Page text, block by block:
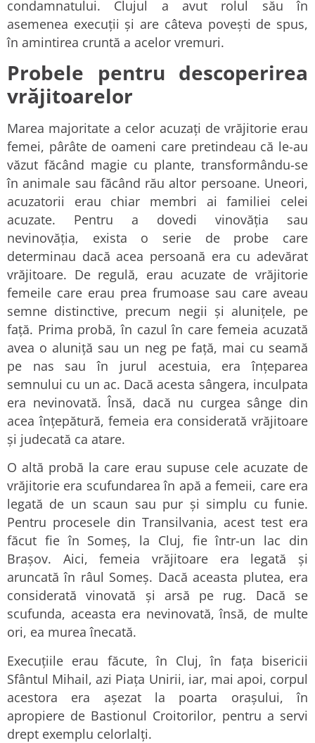
condamnatului. Clujul a avut rolul său în
asemenea execuții și are câteva povești de spus,
în amintirea cruntă a acelor vremuri.
Probele pentru descoperirea
vrăjitoarelor
Marea majoritate a celor acuzați de vrăjitorie erau
femei, pârâte de oameni care pretindeau că le-au
văzut făcând magie cu plante, transformându-se
în animale sau făcând rău altor persoane. Uneori,
acuzatorii erau chiar membri ai familiei celei
acuzate. Pentru a dovedi vinovăția sau
nevinovăția, exista o serie de probe care
determinau dacă acea persoană era cu adevărat
vrăjitoare. De regulă, erau acuzate de vrăjitorie
femeile care erau prea frumoase sau care aveau
semne distinctive, precum negii și alunițele, pe
față. Prima probă, în cazul în care femeia acuzată
avea o aluniță sau un neg pe față, mai cu seamă
pe nas sau în jurul acestuia, era înțeparea
semnului cu un ac. Dacă acesta sângera, inculpata
era nevinovată. Însă, dacă nu curgea sânge din
acea înțepătură, femeia era considerată vrăjitoare
și judecată ca atare.
O altă probă la care erau supuse cele acuzate de
vrăjitorie era scufundarea în apă a femeii, care era
legată de un scaun sau pur și simplu cu funie.
Pentru procesele din Transilvania, acest test era
făcut fie în Someș, la Cluj, fie într-un lac din
Brașov. Aici, femeia vrăjitoare era legată și
aruncată în râul Someș. Dacă aceasta plutea, era
considerată vinovată și arsă pe rug. Dacă se
scufunda, aceasta era nevinovată, însă, de multe
ori, ea murea înecată.
Execuțiile erau făcute, în Cluj, în fața bisericii
Sfântul Mihail, azi Piața Unirii, iar, mai apoi, corpul
acestora era așezat la poarta orașului, în
apropiere de Bastionul Croitorilor, pentru a servi
drept exemplu celorlalți.